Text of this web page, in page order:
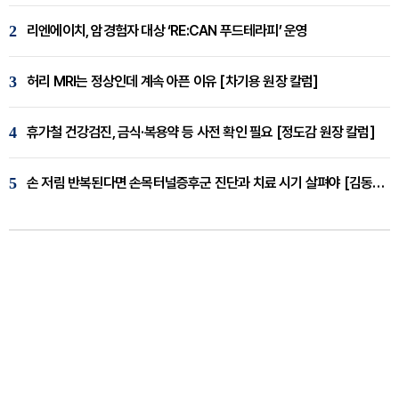
2 리엔에이치, 암경험자 대상 ‘RE:CAN 푸드테라피’ 운영
3 허리 MRI는 정상인데 계속 아픈 이유 [차기용 원장 칼럼]
4 휴가철 건강검진, 금식·복용약 등 사전 확인 필요 [정도감 원장 칼럼]
5 손 저림 반복된다면 손목터널증후군 진단과 치료 시기 살펴야 [김동현 원장 칼럼]